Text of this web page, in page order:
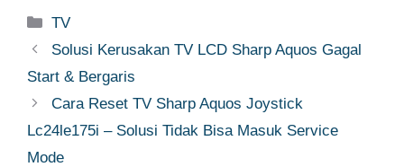
Categories
TV
Solusi Kerusakan TV LCD Sharp Aquos Gagal
Start & Bergaris
Cara Reset TV Sharp Aquos Joystick
Lc24le175i – Solusi Tidak Bisa Masuk Service
Mode